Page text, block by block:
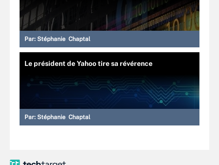
Par: Stéphanie Chaptal
Le président de Yahoo tire sa révérence
Par: Stéphanie Chaptal